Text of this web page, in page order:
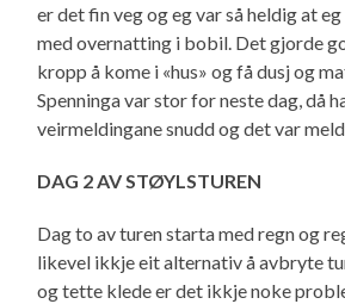
er det fin veg og eg var så heldig at
med overnatting i bobil. Det gjorde
kropp å kome i «hus» og få dusj og
Spenninga var stor for neste dag, då
veirmeldingane snudd og det var
DAG 2 AV STØYLSTUREN
Dag to av turen starta med regn og
likevel ikkje eit alternativ å avbryte
og tette klede er det ikkje noke